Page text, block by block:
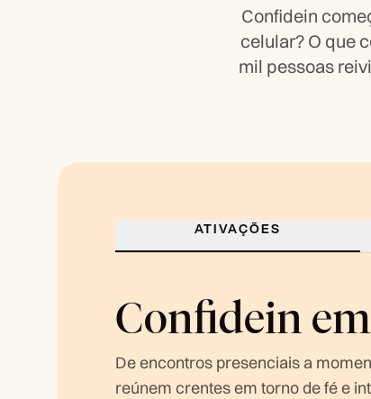
Confidein
celular? O que
mil pessoas
ATIVAÇÕES
Confidein
De encontros presenciais a
reúnem crentes em torno de fé e